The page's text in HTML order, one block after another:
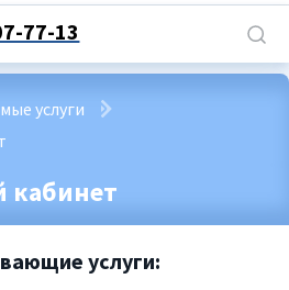
77-13
услуги
кабинет
услуги: